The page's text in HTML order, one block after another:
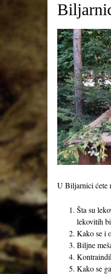
U Biljarnici ćete
Šta su
lekovitih
Kako se i
Biljne
Kako se